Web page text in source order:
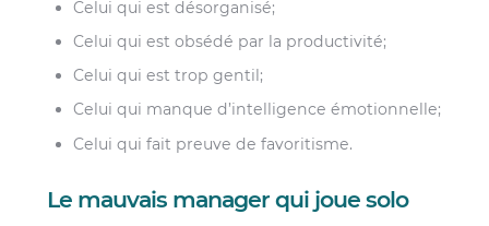
Celui qui est désorganisé;
Celui qui est obsédé par la productivité;
Celui qui est trop gentil;
Celui qui manque d’intelligence émotionnelle;
Celui qui fait preuve de favoritisme.
Le mauvais manager qui joue solo